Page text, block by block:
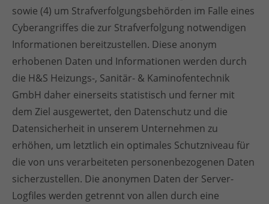
sowie (4) um Strafverfolgungsbehörden im Falle eines
Cyberangriffes die zur Strafverfolgung notwendigen
Informationen bereitzustellen. Diese anonym
erhobenen Daten und Informationen werden durch
die H&S Heizungs-, Sanitär- & Kaminofentechnik
GmbH daher einerseits statistisch und ferner mit
dem Ziel ausgewertet, den Datenschutz und die
Datensicherheit in unserem Unternehmen zu
erhöhen, um letztlich ein optimales Schutzniveau für
die von uns verarbeiteten personenbezogenen Daten
sicherzustellen. Die anonymen Daten der Server-
Logfiles werden getrennt von allen durch eine